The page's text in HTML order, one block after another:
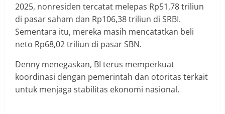
2025, nonresiden tercatat melepas Rp51,78 triliun
di pasar saham dan Rp106,38 triliun di SRBI.
Sementara itu, mereka masih mencatatkan beli
neto Rp68,02 triliun di pasar SBN.
Denny menegaskan, BI terus memperkuat
koordinasi dengan pemerintah dan otoritas terkait
untuk menjaga stabilitas ekonomi nasional.